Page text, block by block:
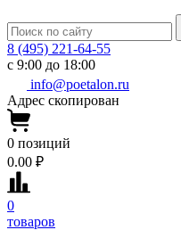
8 (495) 221-64-55
с 9:00 до 18:00
info@poetalon.ru
Адрес скопирован
0 позиций
0.00 ₽
0
товаров